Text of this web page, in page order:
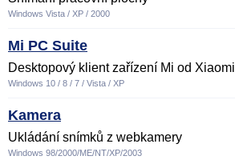
Windows Vista / XP / 2000
Mi PC Suite
Desktopový klient zařízení Mi od Xiaomi
Windows 10 / 8 / 7 / Vista / XP
Kamera
Ukládání snímků z webkamery
Windows 98/2000/ME/NT/XP/2003